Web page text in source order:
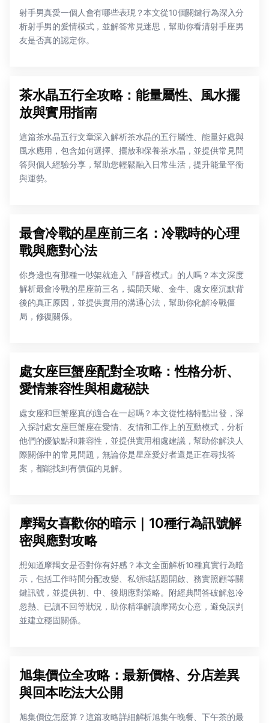
射手男真愛一個人會有哪些表現？本文從10個關鍵行為深入分
析射手男的愛情模式，並解答常見迷思，幫助你看清射手座男
友是否真的認定你。
茶水晶五行全攻略：能量屬性、風水擺
放與實用指南
這篇茶水晶五行文章深入解析茶水晶的五行屬性、能量好處與
風水應用，包含如何選擇、擺放和保養茶水晶，並提供常見問
答與個人經驗分享，幫助您輕鬆融入日常生活，提升能量平衡
與運勢。
最會冷戰的星座前三名：冷戰時的心理
戰與應對心法
你身邊也有那種一吵架就進入『靜音模式』的人嗎？本文深度
解析最會冷戰的星座前三名，揭開天蠍、金牛、處女座沉默背
後的真正原因，並提供實用的溝通心法，幫助你化解冷戰僵
局，修復關係。
處女座巨蟹座配對全攻略：性格分析、
愛情兼容性與相處秘訣
處女座和巨蟹座真的適合在一起嗎？本文從性格特點出發，深
入探討處女座巨蟹座在愛情、友情和工作上的互動模式，分析
他們的優缺點和兼容性，並提供實用相處建議，幫助你解決人
際關係中的常見問題，無論你是星座愛好者還是正在尋找答
案，都能找到有價值的見解。
摩羯女喜歡你的暗示｜10種行為訊號解
密與應對攻略
想知道摩羯女是否對你有好感？本文全面解析10種真實行為暗
示，包括工作時間分配改變、私領域話題開啟、務實照顧等關
鍵訊號，並提供初、中、後期應對策略。附經典問答破解忽冷
忽熱、已讀不回等狀況，助你精準解讀摩羯女心意，避免誤判
並建立穩固關係。
旭集價位全攻略：最新價格、分店差異
與回本吃法大公開
旭集價位怎麼算？這篇攻略詳細解析旭集午晚餐、下午茶的最